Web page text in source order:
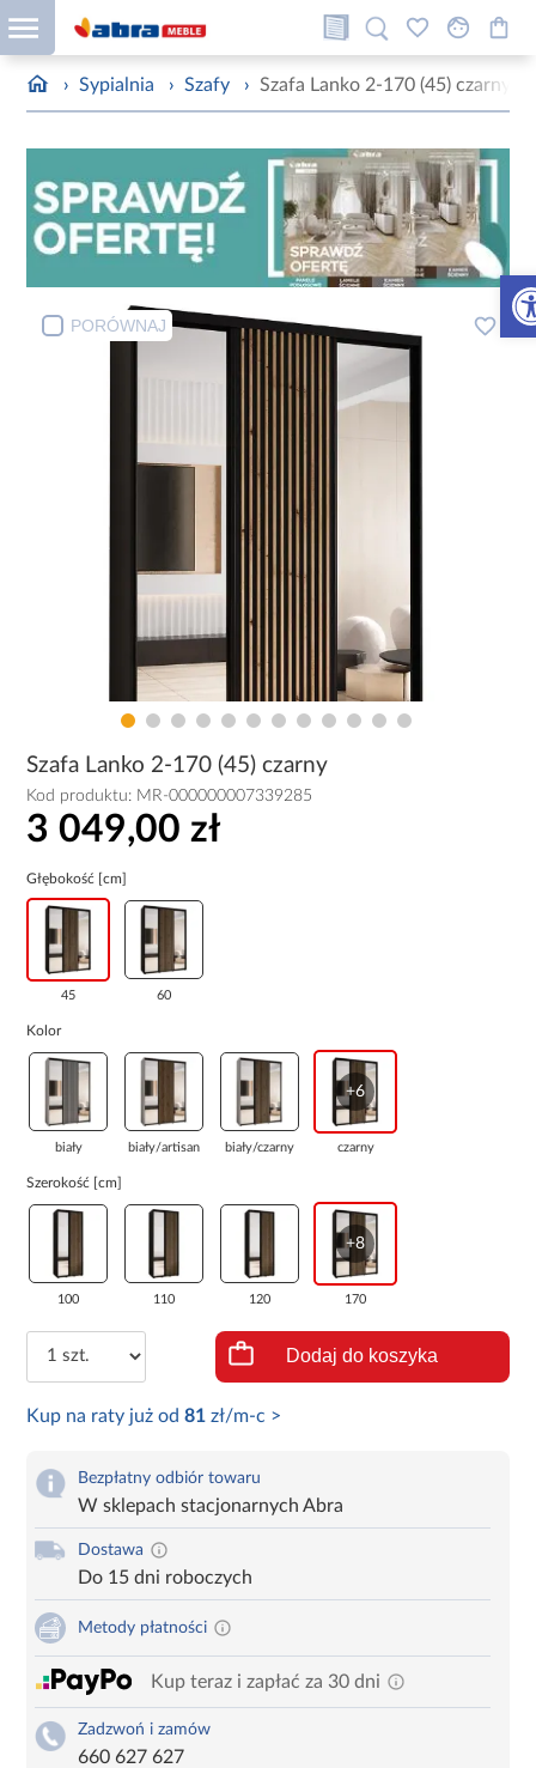
› Sypialnia › Szafy › Szafa Lanko 2-170 (45) czarny
PORÓWNAJ
Szafa Lanko 2-170 (45) czarny
Kod produktu: MR-000000007339285
3 049,00 zł
Głębokość [cm]
45 60
Kolor
biały biały/artisan biały/czarny
+6
czarny
Szerokość [cm]
100 110 120
+8
170
Dodaj do koszyka
Kup na raty już od81 zł/m-c >
Bezpłatny odbiór towaru
W sklepach stacjonarnych Abra
Dostawa
Do 15 dni roboczych
Metody płatności
Kup teraz i zapłać za 30 dni
Zadzwoń i zamów
660 627 627